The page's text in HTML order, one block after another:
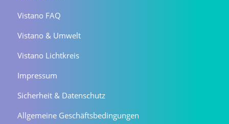
Vistano FAQ
Vistano & Umwelt
Vistano Lichtkreis
Impressum
Sicherheit & Datenschutz
Allgemeine Geschäftsbedingungen